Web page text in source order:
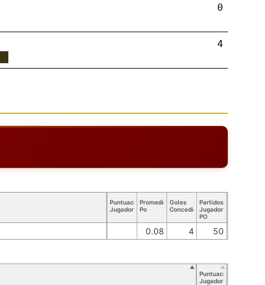
0
4
Puntuación
Jugador
Promedio
Po
Goles
Concedidos
Partidos
Jugador
PO
0.08 4 50
Puntuación
Jugador